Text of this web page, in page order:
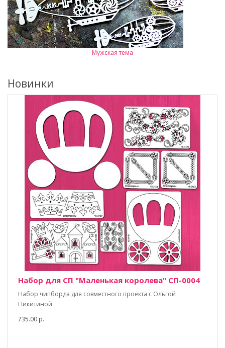
Мужская тема
Новинки
Набор для СП "Маленькая королева" СП-0004
Набор чипборда для совместного проекта с Ольгой
Никитиной.
735.00 р.